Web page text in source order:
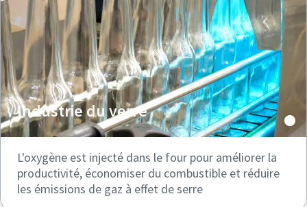
Industrie du verre
L'oxygène est injecté dans le four pour améliorer la
productivité, économiser du combustible et réduire
les émissions de gaz à effet de serre